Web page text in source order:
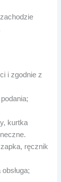
i zgodnie z
kurtka
ręcznik